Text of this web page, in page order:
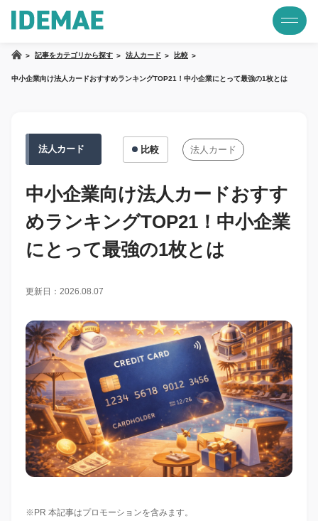
記事をカテゴリから探す 法人カード 比較
中小企業向け法人カードおすすめランキングTOP21！中小企業にとって最強の1枚とは
法人カード 比較 法人カード
中小企業向け法人カードおすす
めランキングTOP21！中小企業
にとって最強の1枚とは
更新日：2026.08.07
※PR 本記事はプロモーションを含みます。